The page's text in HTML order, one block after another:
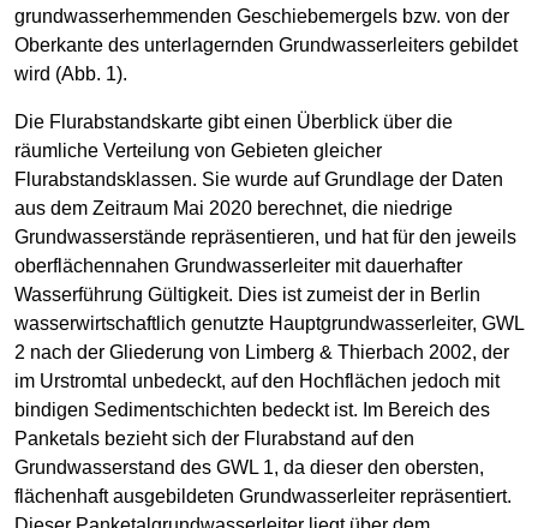
grundwasserhemmenden Geschiebemergels bzw. von der
Oberkante des unterlagernden Grundwasserleiters gebildet
wird (Abb. 1).
Die Flurabstandskarte gibt einen Überblick über die
räumliche Verteilung von Gebieten gleicher
Flurabstandsklassen. Sie wurde auf Grundlage der Daten
aus dem Zeitraum Mai 2020 berechnet, die niedrige
Grundwasserstände repräsentieren, und hat für den jeweils
oberflächennahen Grundwasserleiter mit dauerhafter
Wasserführung Gültigkeit. Dies ist zumeist der in Berlin
wasserwirtschaftlich genutzte Hauptgrundwasserleiter, GWL
2 nach der Gliederung von Limberg & Thierbach 2002, der
im Urstromtal unbedeckt, auf den Hochflächen jedoch mit
bindigen Sedimentschichten bedeckt ist. Im Bereich des
Panketals bezieht sich der Flurabstand auf den
Grundwasserstand des GWL 1, da dieser den obersten,
flächenhaft ausgebildeten Grundwasserleiter repräsentiert.